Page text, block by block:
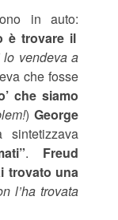
in auto:
è trovare il
vendeva a
che fosse
che siamo
)George
. Freud
trovato una
l’ha trovata